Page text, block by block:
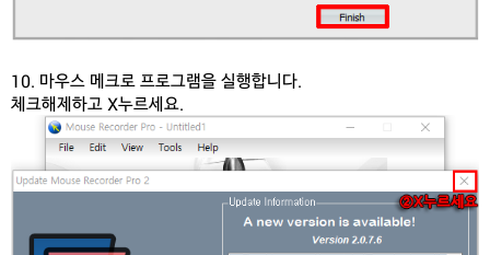
10. 마우스 메크로 프로그램을 실행합니다.
체크해제하고 X누르세요.